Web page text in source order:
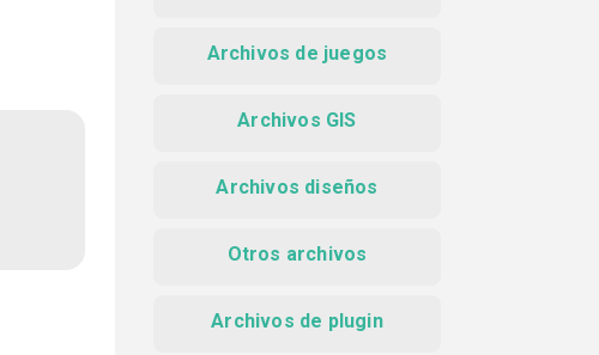
Archivos de juegos
Archivos GIS
Archivos diseños
Otros archivos
Archivos de plugin